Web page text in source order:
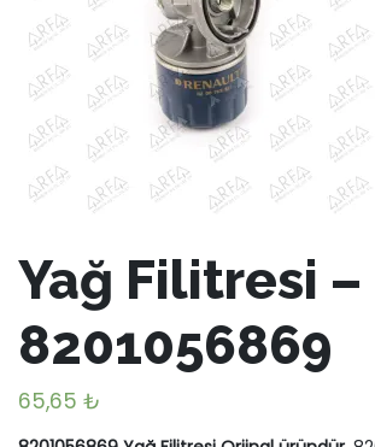
Yağ Filitresi –
8201056869
65,65 ₺